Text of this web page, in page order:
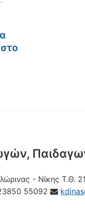
- Νίκης Τ.Θ.
55092